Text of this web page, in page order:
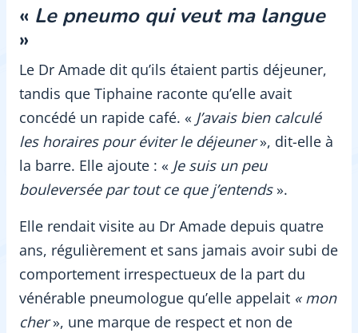
« Le pneumo qui veut ma langue
»
Le Dr Amade dit qu’ils étaient partis déjeuner,
tandis que Tiphaine raconte qu’elle avait
concédé un rapide café. « J’avais bien calculé
les horaires pour éviter le déjeuner», dit-elle à
la barre. Elle ajoute : « Je suis un peu
bouleversée par tout ce que j’entends».
Elle rendait visite au Dr Amade depuis quatre
ans, régulièrement et sans jamais avoir subi de
comportement irrespectueux de la part du
vénérable pneumologue qu’elle appelait « mon
cher», une marque de respect et non de